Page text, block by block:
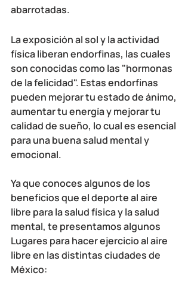
abarrotadas.
La exposición al sol y la actividad
física liberan endorfinas, las cuales
son conocidas como las "hormonas
de la felicidad". Estas endorfinas
pueden mejorar tu estado de ánimo,
aumentar tu energía y mejorar tu
calidad de sueño, lo cual es esencial
para una buena salud mental y
emocional.
Ya que conoces algunos de los
beneficios que el deporte al aire
libre para la salud física y la salud
mental, te presentamos algunos
Lugares para hacer ejercicio al aire
libre en las distintas ciudades de
México: